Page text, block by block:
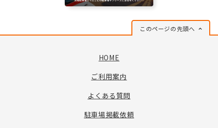
このページの先頭へ
HOME
ご利用案内
よくある質問
駐車場掲載依頼